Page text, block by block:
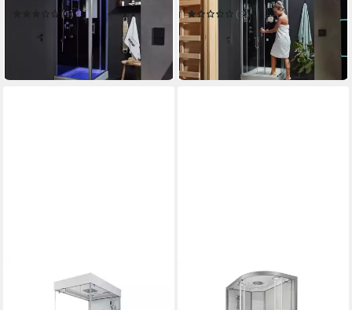
(1)
UVP 1.049,00 €
in 6-7 Werktagen bei dir
90 cm
(2)
799,00 € UVP 1.049,00 €
-24%
in 6-7 Werktagen bei dir